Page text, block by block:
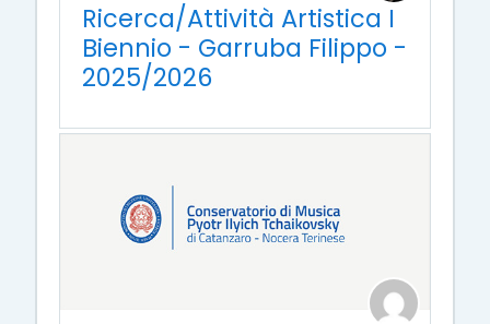
Ricerca/Attività Artistica I
Biennio - Garruba Filippo -
2025/2026